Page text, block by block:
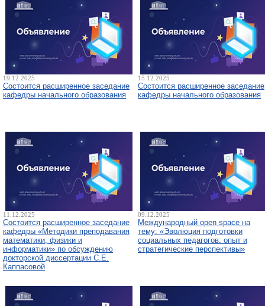
19.12.2025
Состоится расширенное заседание
кафедры начального образования
15.12.2025
Состоится расширенное заседание
кафедры начального образования
11.12.2025
Состоится расширенное заседание
кафедры «Методики преподавания
математики, физики и
информатики» по обсуждению
докторской диссертации С.Е.
Каппасовой
09.12.2025
Международный open space на
тему: «Эволюция подготовки
социальных педагогов: опыт и
стратегические перспективы»